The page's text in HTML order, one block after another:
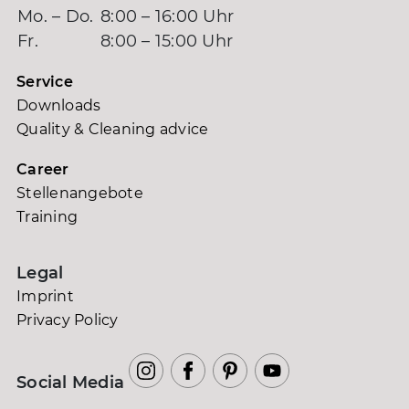
Mo. – Do. 8:00 – 16:00 Uhr
Fr.
8:00 – 15:00 Uhr
Service
Downloads
Quality & Cleaning advice
Career
Stellenangebote
Training
Legal
Imprint
Privacy Policy
Social Media